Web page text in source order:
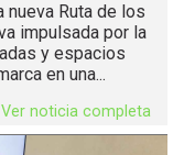
nueva Ruta de los
impulsada por la
y espacios
en una...
Ver noticia completa